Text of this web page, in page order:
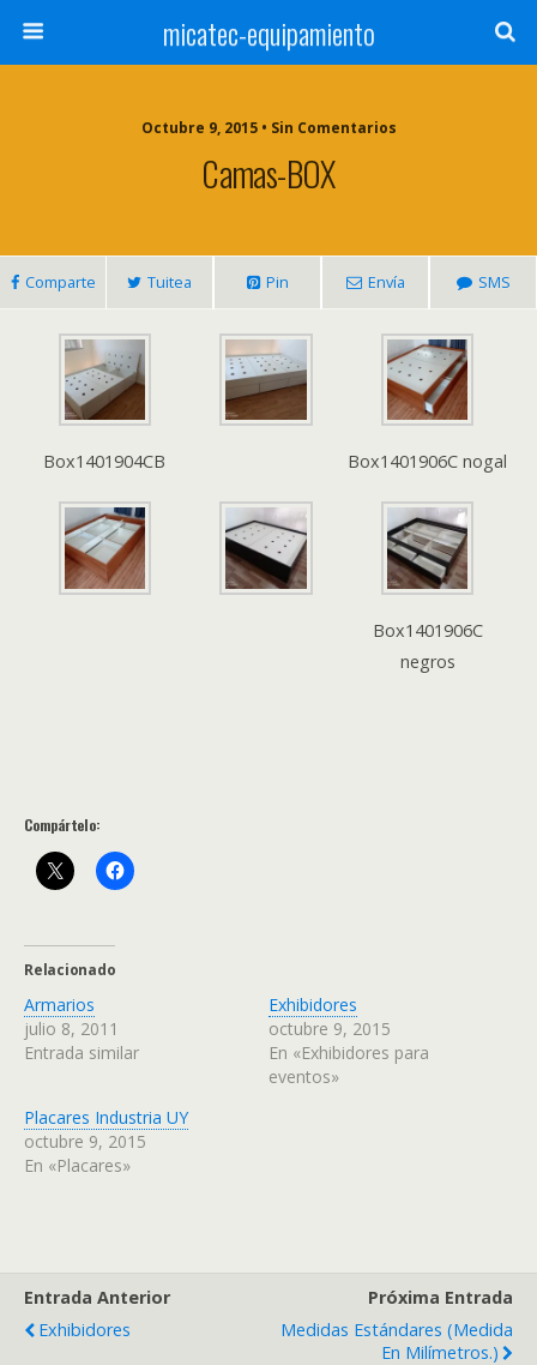
micatec-equipamiento
Octubre 9, 2015 • Sin Comentarios
Camas-BOX
Comparte Tuitea Pin Envía SMS
Box1401904CB Box1401906C nogal
Box1401906C
negros
Compártelo:
Relacionado
Armarios
julio 8, 2011
Entrada similar
Exhibidores
octubre 9, 2015
En «Exhibidores para
eventos»
Placares Industria UY
octubre 9, 2015
En «Placares»
Entrada Anterior
Exhibidores
Próxima Entrada
Medidas Estándares (medida
En Milímetros.)